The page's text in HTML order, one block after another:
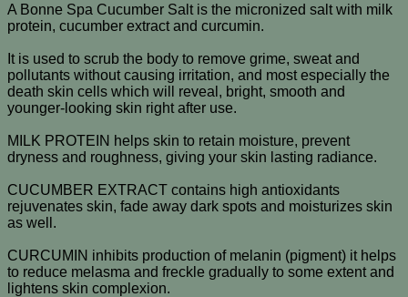
A Bonne Spa Cucumber Salt is the micronized salt with milk
protein, cucumber extract and curcumin.
It is used to scrub the body to remove grime, sweat and
pollutants without causing irritation, and most especially the
death skin cells which will reveal, bright, smooth and
younger-looking skin right after use.
MILK PROTEIN helps skin to retain moisture, prevent
dryness and roughness, giving your skin lasting radiance.
CUCUMBER EXTRACT contains high antioxidants
rejuvenates skin, fade away dark spots and moisturizes skin
as well.
CURCUMIN inhibits production of melanin (pigment) it helps
to reduce melasma and freckle gradually to some extent and
lightens skin complexion.